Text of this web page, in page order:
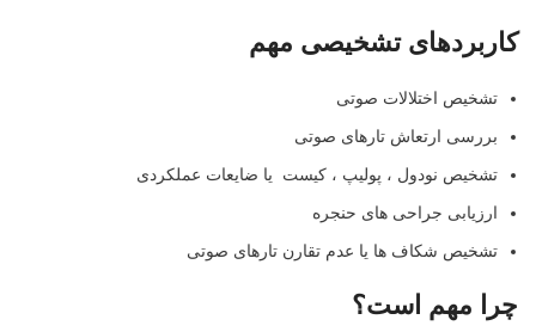
کاربردهای تشخیصی مهم
تشخیص اختلالات صوتی
بررسی ارتعاش تارهای صوتی
تشخیص نودول ، پولیپ ، کیست یا ضایعات عملکردی
ارزیابی جراحی های حنجره
تشخیص شکاف ها یا عدم تقارن تارهای صوتی
چرا مهم است؟